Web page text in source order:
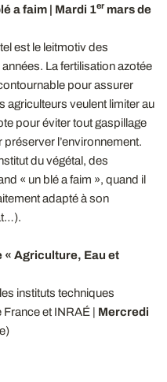
a faim | Mardi 1er mars de
est le leitmotiv des
La fertilisation azotée
pour assurer
agriculteurs veulent limiter au
pour éviter tout gaspillage
l’environnement.
du végétal, des
« un blé a faim », quand il
adapté à son
« Agriculture, Eau et
instituts techniques
et INRAÉ | Mercredi